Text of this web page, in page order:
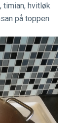
timian, hvitløk
på toppen